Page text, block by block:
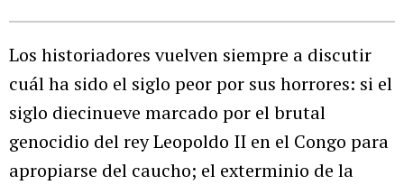
Los historiadores vuelven siempre a discutir
cuál ha sido el siglo peor por sus horrores: si el
siglo diecinueve marcado por el brutal
genocidio del rey Leopoldo II en el Congo para
apropiarse del caucho; el exterminio de la